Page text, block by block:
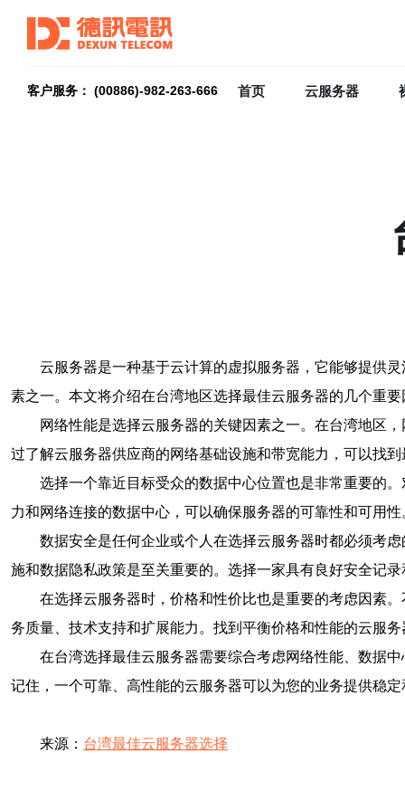
客户服务： (00886)-982-263-666 首页 云服务器
云服务器是一种基于云计算的虚拟服务器，它能够提供
素之一。本文将介绍在台湾地区选择最佳云服务器的几个重要
网络性能是选择云服务器的关键因素之一。在台湾地区
过了解云服务器供应商的网络基础设施和带宽能力，可以找
选择一个靠近目标受众的数据中心位置也是非常重要的
力和网络连接的数据中心，可以确保服务器的可靠性和可用性
数据安全是任何企业或个人在选择云服务器时都必须考
施和数据隐私政策是至关重要的。选择一家具有良好安全记
在选择云服务器时，价格和性价比也是重要的考虑因素
务质量、技术支持和扩展能力。找到平衡价格和性能的云服
在台湾选择最佳云服务器需要综合考虑网络性能、数据
记住，一个可靠、高性能的云服务器可以为您的业务提供稳
来源： 台湾最佳云服务器选择